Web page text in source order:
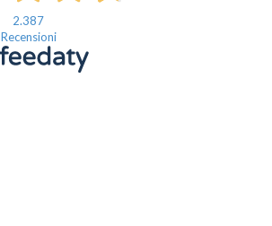
2.387
Recensioni